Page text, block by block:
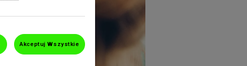
Akceptuj Wszystkie